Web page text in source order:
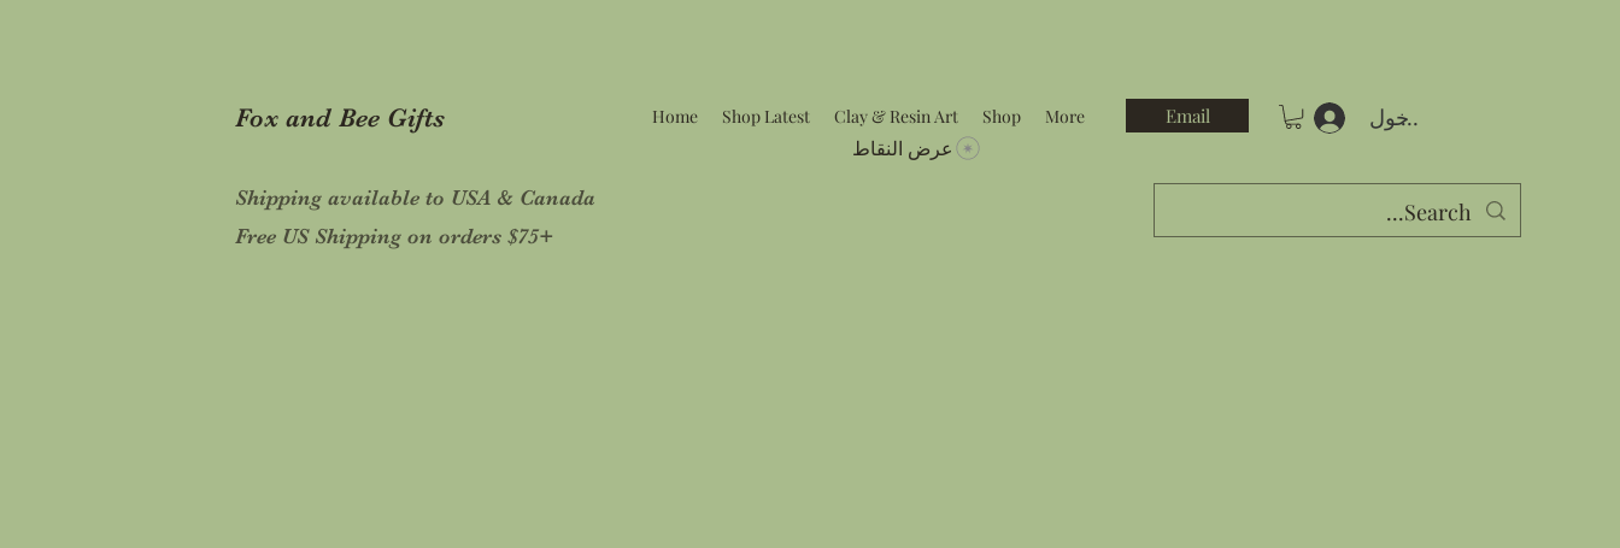
Home Shop Latest Clay & Resin Art Shop More Email تسجيل الدخول Fox and Bee Gifts
Shipping available to USA & Canada
عرض النقاط
Free US Shipping on orders $75+